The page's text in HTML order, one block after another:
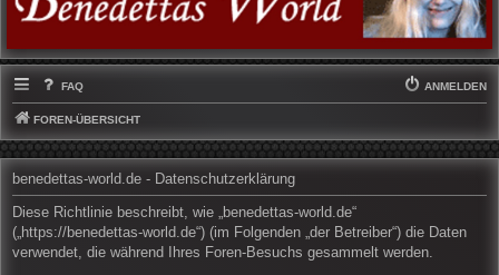
FAQ ANMELDEN
FOREN-ÜBERSICHT
benedettas-world.de - Datenschutzerklärung
Diese Richtlinie beschreibt, wie „benedettas-world.de“
(„https://benedettas-world.de“) (im Folgenden „der Betreiber“) die Daten
verwendet, die während Ihres Foren-Besuchs gesammelt werden.